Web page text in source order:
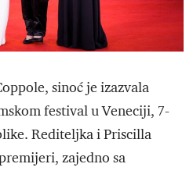
sinoć je izazvala
festival u Veneciji, 7-
Rediteljka i Priscilla
zajedno sa